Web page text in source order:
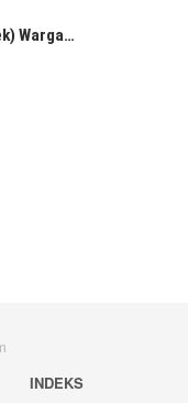
Warga…
INDEKS